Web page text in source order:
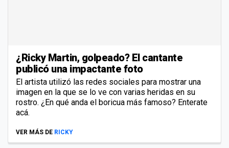
¿Ricky Martin, golpeado? El cantante
publicó una impactante foto
El artista utilizó las redes sociales para mostrar una
imagen en la que se lo ve con varias heridas en su
rostro. ¿En qué anda el boricua más famoso? Enterate
acá.
VER MÁS DE RICKY